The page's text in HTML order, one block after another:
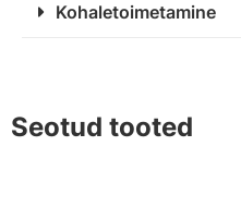
Kohaletoimetamine
Seotud tooted